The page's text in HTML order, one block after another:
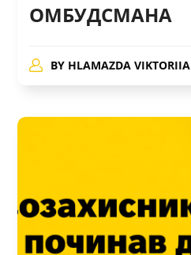
ОМБУДСМАНА
BY HLAMAZDA VIKTORIIA